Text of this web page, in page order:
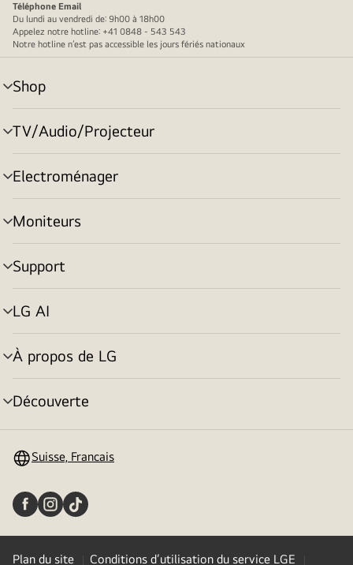
Téléphone Email
Du lundi au vendredi de: 9h00 à 18h00
Appelez notre hotline: +41 0848 - 543 543
Notre hotline n’est pas accessible les jours fériés nationaux
Shop
menu
déroulant
TV/Audio/Projecteur
menu
déroulant
Electroménager
menu
déroulant
Moniteurs
menu
déroulant
Support
menu
déroulant
LG AI
menu
déroulant
À propos de LG
menu
déroulant
Découverte
menu
Suisse, Francais
Plan du site Conditions d’utilisation du service LGE